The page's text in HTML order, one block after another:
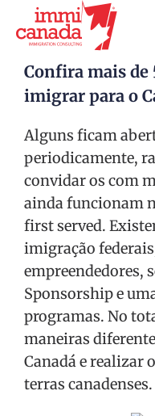
Confira mais de
imigrar para o
Alguns ficam
periodicamente,
convidar os com
ainda funcionam
first served.
imigração
empreendedores,
Sponsorship e
programas. No
maneiras
Canadá e realizar
terras canadenses.